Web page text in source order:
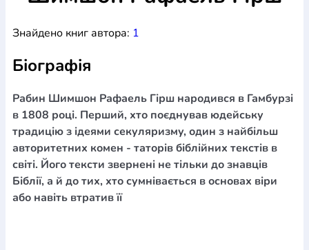
Богослов`я
Шлюб і сім`я
Юдаїзм
ПеріодикаАудіо Ручки кулькові
БлокнотиЩоденники / щотижневики
Навчальні мапиШкіряні вироби МагнітиМеталеві
виробиМіні-лампиНаклейкиНастільні ігриПакети
подарункові ПлакатиПластмасові вироби Хустки
Подарункові карткиРозвиваючі ігри РепринтиСвічки
ЗошитиФотокартини Чохли на Библії
Головні убори
Календарі Канцелярскі товари
Комп`ютерні ігри
Листівки Сувенирна продукція ГодинникиПазли
Знайдено книг автора: 1
Біографія
Рабин Шимшон Рафаель Гірш народився в Гамбурзі
в 1808 році. Перший, хто поєднував юдейську
традицію з ідеями секуляризму, один з найбільш
авторитетних комен - таторів біблійних текстів в
світі. Його тексти звернені не тільки до знавців
Біблії, а й до тих, хто сумнівається в основах віри
або навіть втратив її